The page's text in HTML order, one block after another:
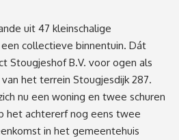
uit 47 kleinschalige
collectieve binnentuin. Dát
Stougjeshof B.V. voor ogen als
het terrein Stougjesdijk 287.
nu een woning en twee schuren
het achtererf nog eens twee
in het gemeentehuis